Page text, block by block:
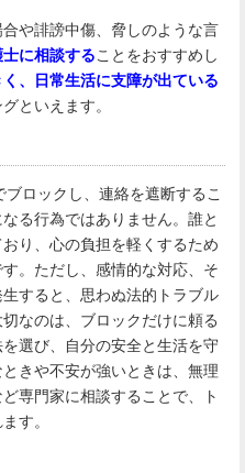
や誹謗中傷、脅しのような言
に相談することをおすすめし
、日常生活に支障が出ている
といえます。
ロックし、連絡を遮断するこ
る行為ではありません。誰と
り、心の負担を軽くするため
。ただし、感情的な対応、そ
すると、思わぬ法的トラブル
なのは、ブロックだけに頼る
選び、自分の安全と生活を守
きや不安が強いときは、無理
専門家に相談することで、ト
す。